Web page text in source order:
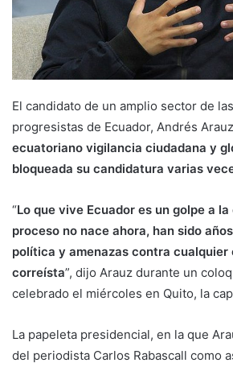
El candidato de un amplio sector de
progresistas de Ecuador, Andrés
ecuatoriano vigilancia ciudadana y
bloqueada su candidatura varias
“Lo que vive Ecuador es un golpe a
proceso no nace ahora, han sido
política y amenazas contra cualquier
correísta”, dijo Arauz durante un
celebrado el miércoles en Quito, la
La papeleta presidencial, en la que
del periodista Carlos Rabascall como